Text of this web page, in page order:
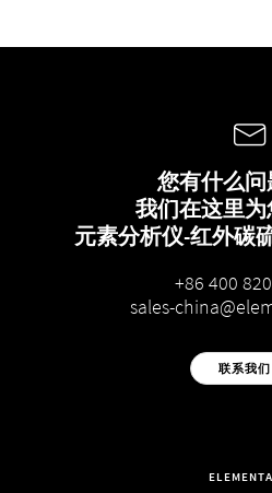
您有什么问
我们在这里为
元素分析仪-红外碳
+86 400
sales-
联系我们